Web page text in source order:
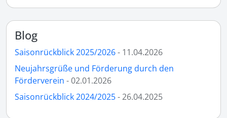
Blog
Saisonrückblick 2025/2026- 11.04.2026
Neujahrsgrüße und Förderung durch den
Förderverein - 02.01.2026
Saisonrückblick 2024/2025- 26.04.2025